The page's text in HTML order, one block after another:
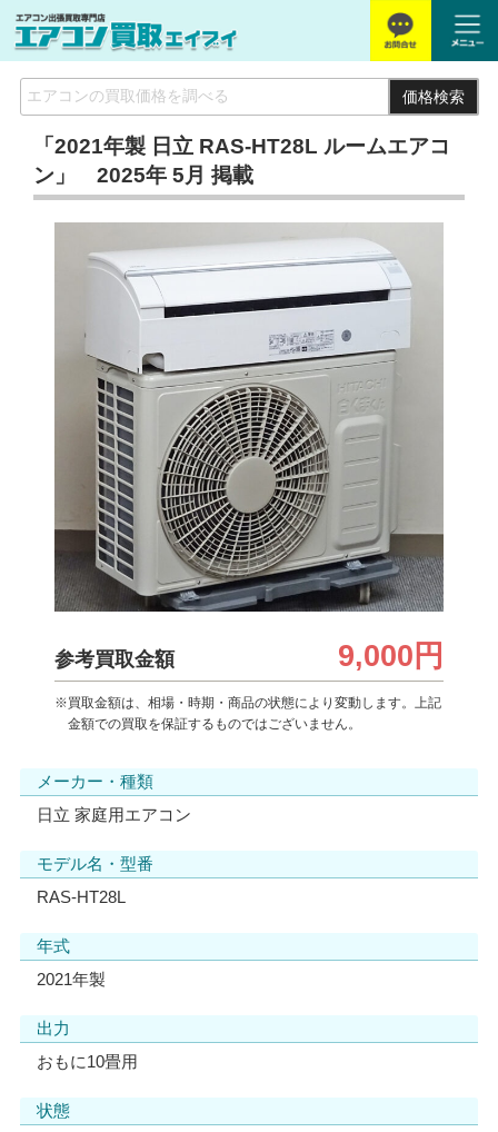
価格検索
「2021年製 日立 RAS-HT28L ルームエアコ
ン」 2025年 5月 掲載
参考買取金額 9,000円
※買取金額は、相場・時期・商品の状態により変動します。上記
金額での買取を保証するものではございません。
メーカー・種類
日立 家庭用エアコン
モデル名・型番
RAS-HT28L
年式
2021年製
出力
おもに10畳用
状態